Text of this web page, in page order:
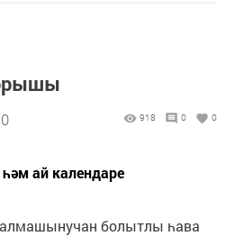
918 0 0
ай календаре
болытлы һава